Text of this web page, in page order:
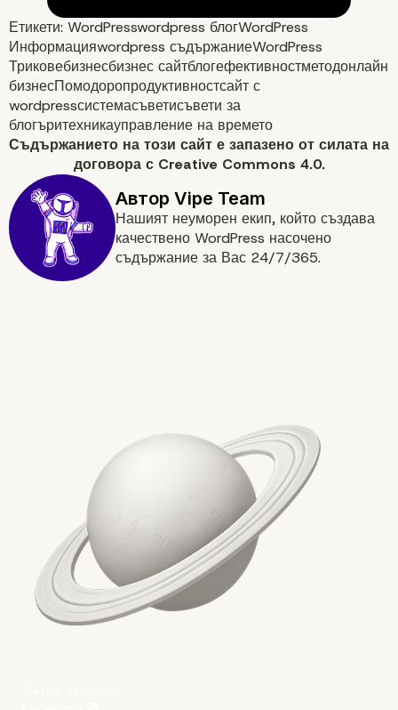
Плюсове и минуси на
техниката „Помодоро“
Етикети: WordPresswordpress блогWordPress
Информацияwordpress съдържаниеWordPress
Триковебизнесбизнес сайтблогефективностметодонлайн
бизнесПомодоропродуктивностсайт с
wordpressсистемасъветисъвети за
блогъритехникауправление на времето
Съдържанието на този сайт е запазено от силата на
договора с Creative Commons 4.0.
Нашият неуморен екип, който създава
качествено WordPress насочено
съдържание за Вас 24/7/365.